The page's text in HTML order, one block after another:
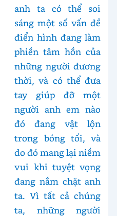
anh ta có thể soi
sáng một số vấn đề
điển hình đang làm
phiền tâm hồn của
những người đương
thời, và có thể đưa
tay giúp đỡ một
người anh em nào
đó đang vật lộn
trong bóng tối, và
do đó mang lại niềm
vui khi tuyệt vọng
đang nắm chặt anh
ta. Vì tất cả chúng
ta, những người